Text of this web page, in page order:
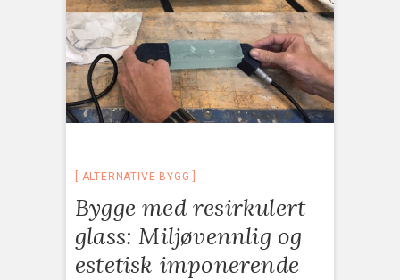
ALTERNATIVE BYGG
Bygge med resirkulert
glass: Miljøvennlig og
estetisk imponerende